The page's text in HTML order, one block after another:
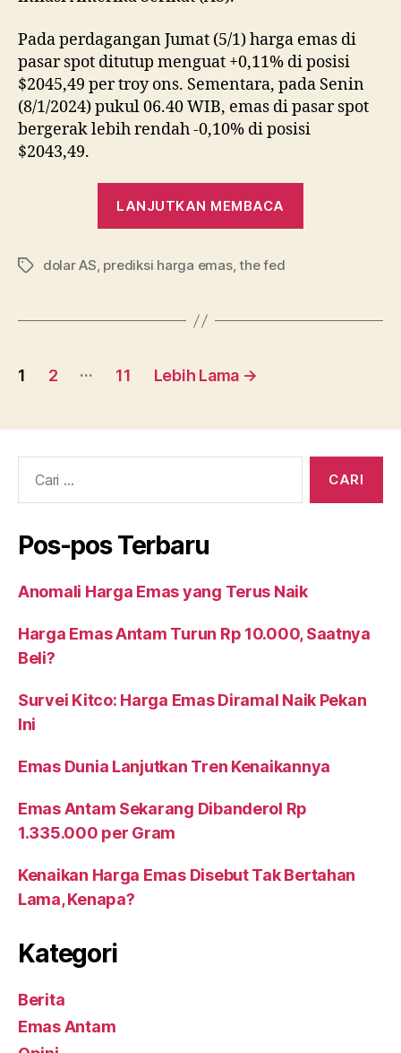
Pada perdagangan Jumat (5/1) harga emas di
pasar spot ditutup menguat +0,11% di posisi
$2045,49 per troy ons. Sementara, pada Senin
(8/1/2024) pukul 06.40 WIB, emas di pasar spot
bergerak lebih rendah -0,10% di posisi
$2043,49.
LANJUTKAN MEMBACA
Emas
Tag dolar AS, prediksi harga emas,the fed
Navigasi
1 2 … 11 Lebih Lama →
Pos-pos Terbaru
Anomali Harga Emas yang Terus Naik
Harga Emas Antam Turun Rp 10.000, Saatnya
Beli?
Survei Kitco: Harga Emas Diramal Naik Pekan
Ini
Emas Dunia Lanjutkan Tren Kenaikannya
Emas Antam Sekarang Dibanderol Rp
1.335.000 per Gram
Kenaikan Harga Emas Disebut Tak Bertahan
Lama, Kenapa?
Kategori
Berita
Emas Antam